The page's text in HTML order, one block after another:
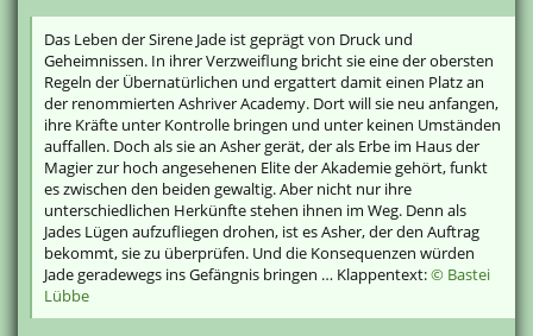
Das Leben der Sirene Jade ist geprägt von Druck und
Geheimnissen. In ihrer Verzweiflung bricht sie eine der obersten
Regeln der Übernatürlichen und ergattert damit einen Platz an
der renommierten Ashriver Academy. Dort will sie neu anfangen,
ihre Kräfte unter Kontrolle bringen und unter keinen Umständen
auffallen. Doch als sie an Asher gerät, der als Erbe im Haus der
Magier zur hoch angesehenen Elite der Akademie gehört, funkt
es zwischen den beiden gewaltig. Aber nicht nur ihre
unterschiedlichen Herkünfte stehen ihnen im Weg. Denn als
Jades Lügen aufzufliegen drohen, ist es Asher, der den Auftrag
bekommt, sie zu überprüfen. Und die Konsequenzen würden
Jade geradewegs ins Gefängnis bringen … Klappentext:© Bastei
Lübbe